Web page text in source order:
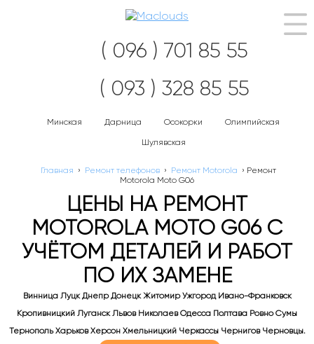
( 096 ) 701 85 55
( 093 ) 328 85 55
Минская Дарница Осокорки Олимпийская
Шулявская
Главная › Ремонт телефонов › Ремонт Motorola › Ремонт
Motorola Moto G06
ЦЕНЫ НА РЕМОНТ
MOTOROLA MOTO G06 С
УЧЁТОМ ДЕТАЛЕЙ И РАБОТ
ПО ИХ ЗАМЕНЕ
Винница Луцк Днепр Донецк Житомир Ужгород Ивано-Франковск
Кропивницкий Луганск Львов Николаев Одесса Полтава Ровно Сумы
Тернополь Харьков Херсон Хмельницкий Черкассы Чернигов Черновцы.